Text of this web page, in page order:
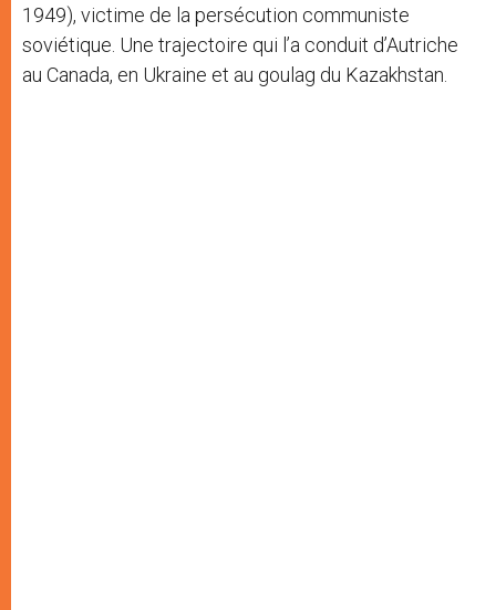
1949), victime de la persécution communiste
soviétique. Une trajectoire qui l’a conduit d’Autriche
au Canada, en Ukraine et au goulag du Kazakhstan.